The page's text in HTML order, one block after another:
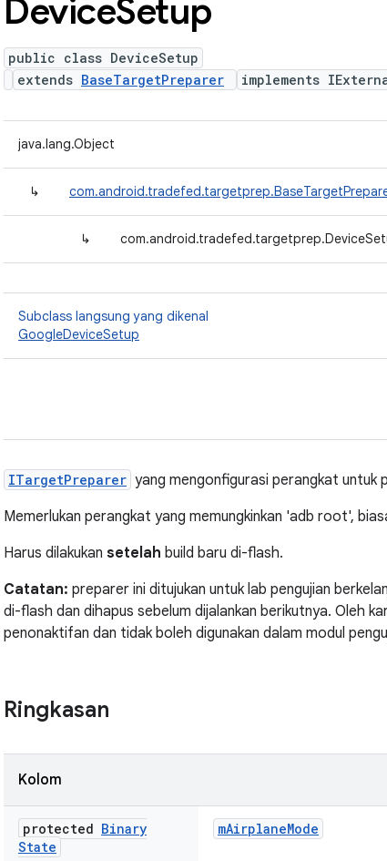
DeviceSetup
public class DeviceSetup
extends BaseTargetPreparer implements
java.lang.Object
↳
↳
Subclass langsung yang dikenal
GoogleDeviceSetup
ITargetPreparer yang mengonfigurasi perangkat untuk
Memerlukan perangkat yang memungkinkan 'adb root',
Harus dilakukan setelah build baru di-flash.
Catatan: preparer ini ditujukan untuk lab pengujian
di-flash dan dihapus sebelum dijalankan berikutnya. Oleh
penonaktifan dan tidak boleh digunakan dalam modul
Ringkasan
Kolom
protected Binary
State
mAirplaneMode